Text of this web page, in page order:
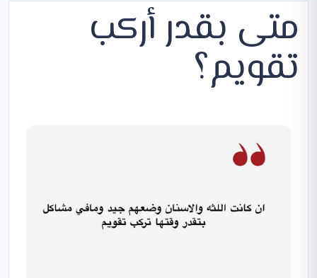
متى بقدر أركب
تقويم؟